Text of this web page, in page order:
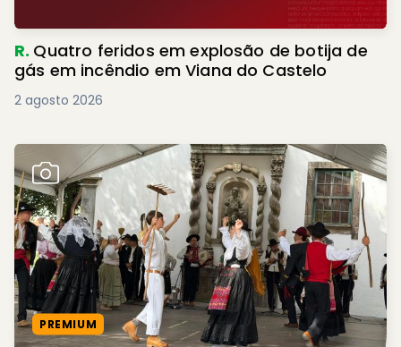
R. Quatro feridos em explosão de botija de
gás em incêndio em Viana do Castelo
2 agosto 2026
PREMIUM